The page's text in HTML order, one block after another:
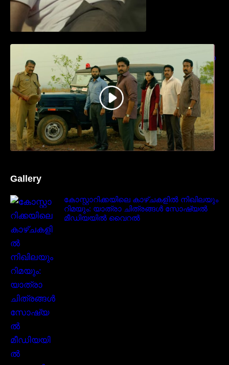
എത്തുന്ന “പാർട്നെർസ്” പ്രേക്ഷക ശ്രദ്ധ
നേടിയ ടീസർ കാണാം..
Gallery
കോസ്റ്റാറിക്കയിലെ കാഴ്ചകളിൽ നിഖിലയും
റിമയും: യാത്രാ ചിത്രങ്ങൾ സോഷ്യൽ
മീഡിയയിൽ വൈറൽ